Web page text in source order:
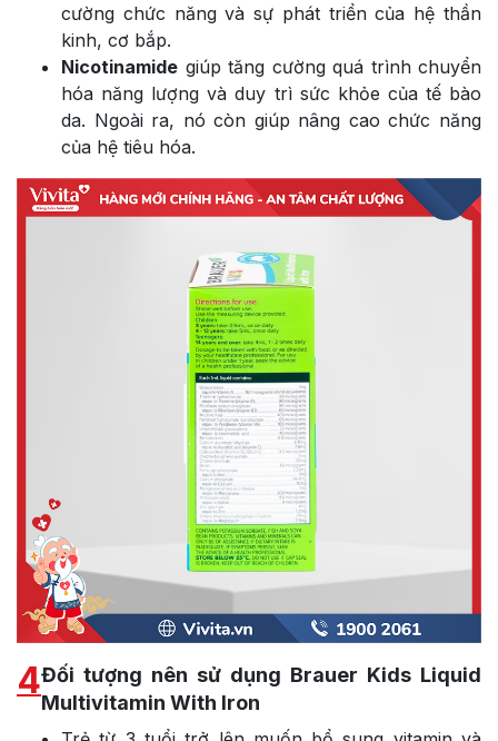
cường chức năng và sự phát triển của hệ thần
kinh, cơ bắp.
Nicotinamide giúp tăng cường quá trình chuyển
hóa năng lượng và duy trì sức khỏe của tế bào
da. Ngoài ra, nó còn giúp nâng cao chức năng
của hệ tiêu hóa.
4Đối tượng nên sử dụng Brauer Kids Liquid
Multivitamin With Iron